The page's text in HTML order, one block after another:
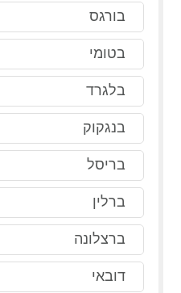
בורגס
בטומי
בלגרד
בנגקוק
בריסל
ברלין
ברצלונה
דובאי